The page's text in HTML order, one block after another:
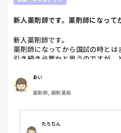
新人薬剤師です。薬剤師になって
新人薬剤師です。
薬剤師になってから国試の時とは
引き続き必要かと思うのですが
オススメのもの教えてください🙏🏻
あい
薬剤師, 調剤薬局
たろちん